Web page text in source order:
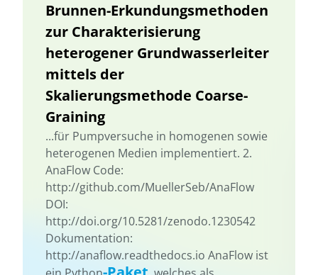
Brunnen-Erkundungsmethoden
zur Charakterisierung
heterogener Grundwasserleiter
mittels der
Skalierungsmethode Coarse-
Graining
...für Pumpversuche in homogenen sowie
heterogenen Medien implementiert. 2.
AnaFlow Code:
http://github.com/MuellerSeb/AnaFlow
DOI:
http://doi.org/10.5281/zenodo.1230542
Dokumentation:
http://anaflow.readthedocs.io AnaFlow ist